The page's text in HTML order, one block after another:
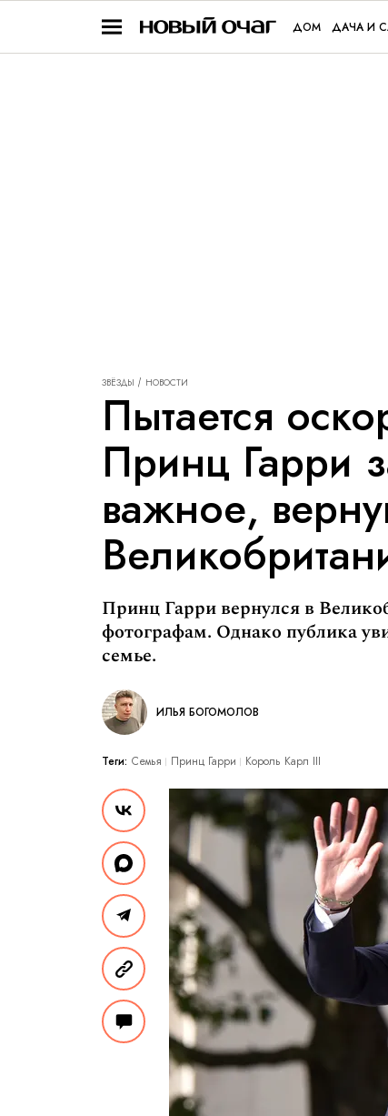
ДОМ ДАЧА И
ЗВЁЗДЫ НОВОСТИ
Пытается
Принц Гарри
важное,
Принц Гарри вернулся в
фотографам. Однако публика
семье.
ИЛЬЯ БОГОМОЛОВ
Теги: Семья Принц Гарри Король Карл III